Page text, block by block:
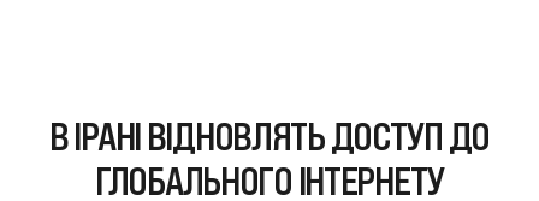
В ІРАНІ ВІДНОВЛЯТЬ ДОСТУП ДО
ГЛОБАЛЬНОГО ІНТЕРНЕТУ